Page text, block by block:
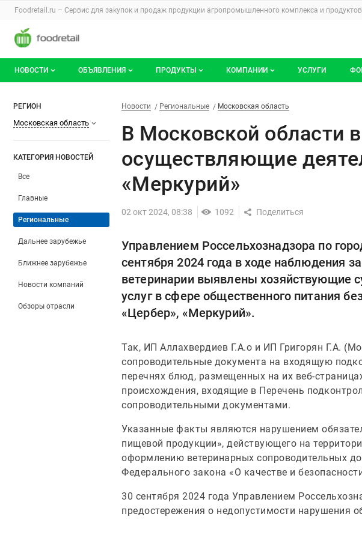
Раздел навигации по сайту foodretail.ru
Foodretail.ru – Сервис для закупок и продаж продукции агропромышленного комплекса и
Авторизация и меню пользователя
Навигация по разделам сайта foodretail.ru
НОВОСТИ
Документы
ОБЪЯВЛЕНИЯ
Мои объявления
ПРОДУКТЫ КОМПАНИИ
Каталог компаний
УСЛУГИ
В Московской области выявлены
Фильтры
РЕГИОН
Московская область
КАТЕГОРИЯ НОВОСТЕЙ
Все
Главные
Региональные
Дальнее зарубежье
Ближнее зарубежье
Новости компаний
Обзоры отрасли
Новости
Разделы
Новости Региональные Московская область
В Московской области
осуществляющие
«Меркурий»
02 окт 2024, 08:38 1092
Управлением Россельхознадзора по
сентября 2024 года в ходе наблюдения
ветеринарии выявлены хозяйствующие
услуг в сфере общественного питания
«Цербер», «Меркурий».
Так, ИП Аллахвердиев Г.А.о и ИП Григорян Г.А.
сопроводительные документа на входящую
перечнях блюд, размещенных на их веб-
происхождения, входящие в Перечень
сопроводительными документами.
Указанные факты являются нарушением
пищевой продукции», действующего на
оформлению ветеринарных сопроводительных
Федерального закона «О качестве и
30 сентября 2024 года Управлением
предостережения о недопустимости нарушения